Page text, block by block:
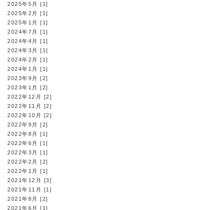
2025年5月 [1]
2025年2月 [1]
2025年1月 [1]
2024年7月 [1]
2024年4月 [1]
2024年3月 [1]
2024年2月 [1]
2024年1月 [1]
2023年9月 [2]
2023年1月 [2]
2022年12月 [2]
2022年11月 [2]
2022年10月 [2]
2022年9月 [2]
2022年8月 [1]
2022年6月 [1]
2022年3月 [1]
2022年2月 [2]
2022年1月 [1]
2021年12月 [3]
2021年11月 [1]
2021年8月 [2]
2021年6月 [1]